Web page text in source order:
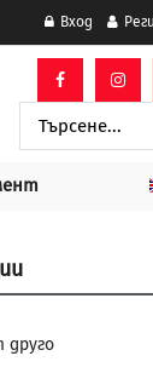
Вход
друго